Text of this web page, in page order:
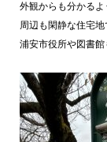
外観からも分かるよ
周辺も閑静な住宅地
浦安市役所や図書館